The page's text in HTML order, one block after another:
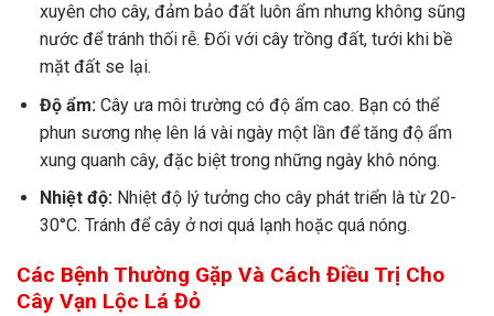
xuyên cho cây, đảm bảo đất luôn ẩm nhưng không sũng
nước để tránh thối rễ. Đối với cây trồng đất, tưới khi bề
mặt đất se lại.
Độ ẩm: Cây ưa môi trường có độ ẩm cao. Bạn có thể
phun sương nhẹ lên lá vài ngày một lần để tăng độ ẩm
xung quanh cây, đặc biệt trong những ngày khô nóng.
Nhiệt độ:Nhiệt độ lý tưởng cho cây phát triển là từ 20-
30°C. Tránh để cây ở nơi quá lạnh hoặc quá nóng.
Các Bệnh Thường Gặp Và Cách Điều Trị Cho
Cây Vạn Lộc Lá Đỏ